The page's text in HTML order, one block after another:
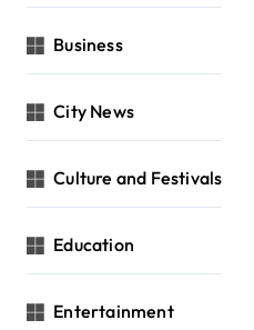
Business
City News
Culture and Festivals
Education
Entertainment